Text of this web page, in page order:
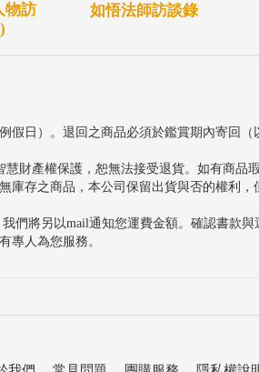
物訪
如悟法師訪談錄
日）。退回之商品必須於鑑賞期內寄回
財產權保護，恕無法接受退貨。如有商品
庫存之商品，本公司保留出貨與否的權利
們將另以mail通知您運費金額。確認書款
專人為您服務。